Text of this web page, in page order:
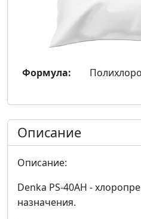
Формула:
Описание
Описание:
Denka PS-40AH -
назначения.